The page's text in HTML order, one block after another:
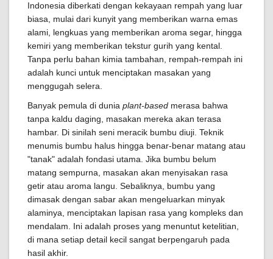
Indonesia diberkati dengan kekayaan rempah yang luar
biasa, mulai dari kunyit yang memberikan warna emas
alami, lengkuas yang memberikan aroma segar, hingga
kemiri yang memberikan tekstur gurih yang kental.
Tanpa perlu bahan kimia tambahan, rempah-rempah ini
adalah kunci untuk menciptakan masakan yang
menggugah selera.
Banyak pemula di dunia plant-based merasa bahwa
tanpa kaldu daging, masakan mereka akan terasa
hambar. Di sinilah seni meracik bumbu diuji. Teknik
menumis bumbu halus hingga benar-benar matang atau
"tanak" adalah fondasi utama. Jika bumbu belum
matang sempurna, masakan akan menyisakan rasa
getir atau aroma langu. Sebaliknya, bumbu yang
dimasak dengan sabar akan mengeluarkan minyak
alaminya, menciptakan lapisan rasa yang kompleks dan
mendalam. Ini adalah proses yang menuntut ketelitian,
di mana setiap detail kecil sangat berpengaruh pada
hasil akhir.